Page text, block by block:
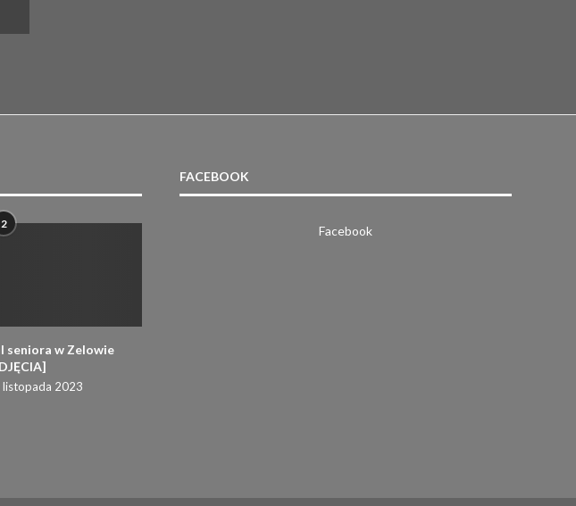
2
seniora w Zelowie
listopada 2023
FACEBOOK
Facebook